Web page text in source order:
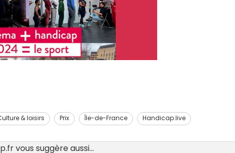
& loisirs Prix Île-de-France Handicap.live
vous suggère aussi...